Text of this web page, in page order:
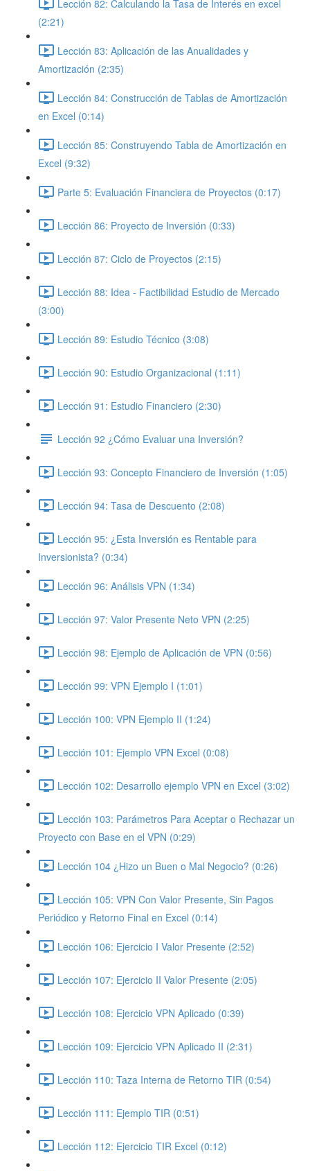
Lección 82: Calculando la Tasa de Interés en excel
(2:21)
Lección 83: Aplicación de las Anualidades y
Amortización (2:35)
Lección 84: Construcción de Tablas de Amortización
en Excel (0:14)
Lección 85: Construyendo Tabla de Amortización en
Excel (9:32)
Parte 5: Evaluación Financiera de Proyectos (0:17)
Lección 86: Proyecto de Inversión (0:33)
Lección 87: Ciclo de Proyectos (2:15)
Lección 88: Idea - Factibilidad Estudio de Mercado
(3:00)
Lección 89: Estudio Técnico (3:08)
Lección 90: Estudio Organizacional (1:11)
Lección 91: Estudio Financiero (2:30)
Lección 92 ¿Cómo Evaluar una Inversión?
Lección 93: Concepto Financiero de Inversión (1:05)
Lección 94: Tasa de Descuento (2:08)
Lección 95: ¿Esta Inversión es Rentable para
Inversionista? (0:34)
Lección 96: Análisis VPN (1:34)
Lección 97: Valor Presente Neto VPN (2:25)
Lección 98: Ejemplo de Aplicación de VPN (0:56)
Lección 99: VPN Ejemplo I (1:01)
Lección 100: VPN Ejemplo II (1:24)
Lección 101: Ejemplo VPN Excel (0:08)
Lección 102: Desarrollo ejemplo VPN en Excel (3:02)
Lección 103: Parámetros Para Aceptar o Rechazar un
Proyecto con Base en el VPN (0:29)
Lección 104 ¿Hizo un Buen o Mal Negocio? (0:26)
Lección 105: VPN Con Valor Presente, Sin Pagos
Periódico y Retorno Final en Excel (0:14)
Lección 106: Ejercicio I Valor Presente (2:52)
Lección 107: Ejercicio II Valor Presente (2:05)
Lección 108: Ejercicio VPN Aplicado (0:39)
Lección 109: Ejercicio VPN Aplicado II (2:31)
Lección 110: Taza Interna de Retorno TIR (0:54)
Lección 111: Ejemplo TIR (0:51)
Lección 112: Ejercicio TIR Excel (0:12)